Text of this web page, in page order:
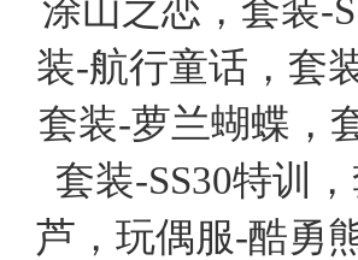
涂山之恋，套装-
装-航行童话，套
套装-萝兰蝴蝶，
套装-SS30特训
芦，玩偶服-酷勇